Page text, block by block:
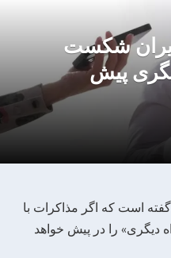
ایران شکست
پیش
گفته است که اگر مذاکرات با
دیگری» را در پیش خواهد